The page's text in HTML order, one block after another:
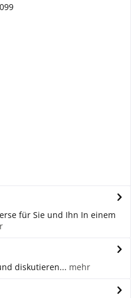
für Sie und Ihn In einem
diskutieren... mehr